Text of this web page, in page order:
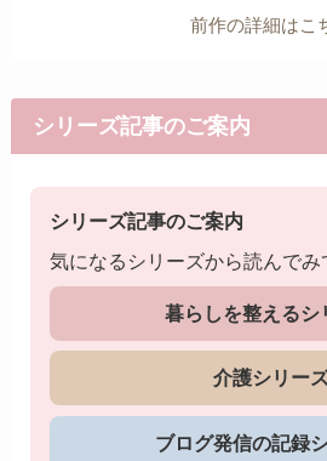
前作の詳細はこ
シリーズ記事のご案内
シリーズ記事のご案内
気になるシリーズから読んでみ
暮らしを整えるシ
介護シリー
ブログ発信の記録